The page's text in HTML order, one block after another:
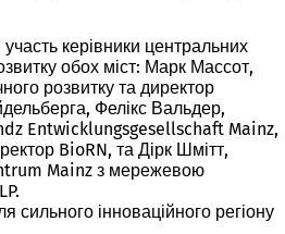
керівники центральних
обох міст: Марк Массот,
розвитку та директор
Фелікс Вальдер,
Entwicklungsgesellschaft Mainz,
BioRN, та Дірк Шмітт,
Mainz з мережевою
сильного інноваційного регіону